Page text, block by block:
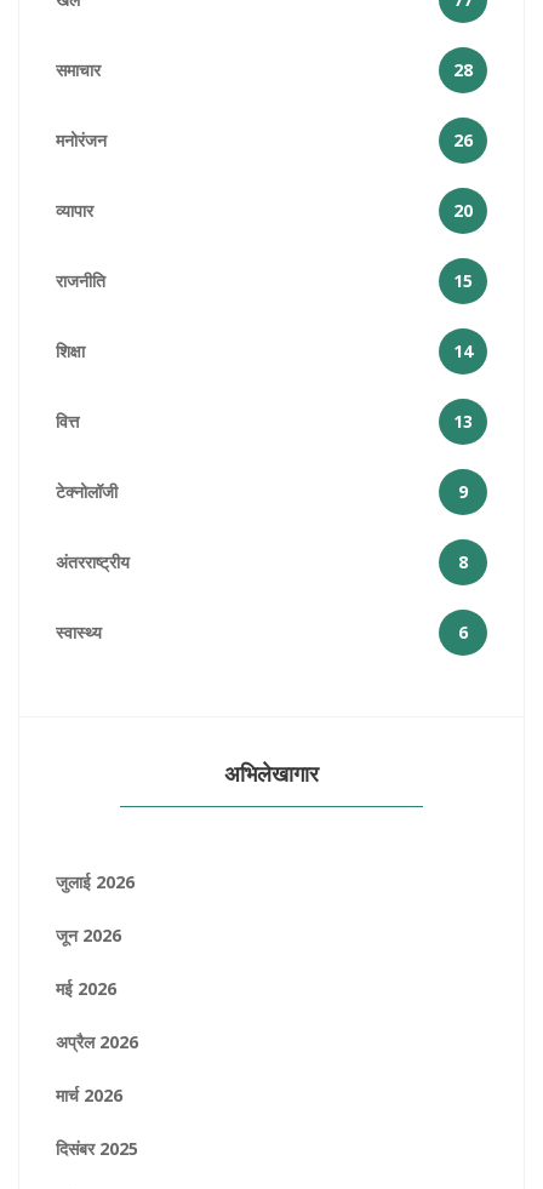
समाचार 28
मनोरंजन 26
व्यापार 20
राजनीति 15
शिक्षा 14
वित्त 13
टेक्नोलॉजी 9
अंतरराष्ट्रीय 8
स्वास्थ्य 6
अभिलेखागार
जुलाई 2026
जून 2026
मई 2026
अप्रैल 2026
मार्च 2026
दिसंबर 2025